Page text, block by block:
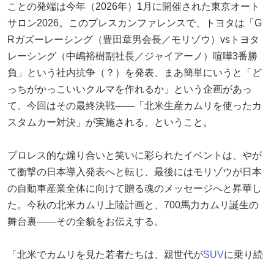
ことの発端は今年（2026年）1月に開催された東京オート
サロン2026。このプレスカンファレンスで、トヨタは「G
Rガズーレーシング（豊田章男会長／モリゾウ）vsトヨタ
レーシング（中嶋裕樹副社長／ジャイアーノ）喧嘩3番勝
負」という社内抗争（？）を発表、まあ簡単にいうと「ど
っちがかっこいいクルマを作れるか」という企画があっ
て、今回はその最終決戦——「北米生産カムリを使ったカ
スタムカー対決」が実施される、ということ。
プロレス的な煽り合いと笑いに彩られたイベントは、やが
て衝撃の日本導入発表へと転じ、最後にはモリゾウが日本
の自動車産業全体に向けて贈る魂のメッセージへと昇華し
た。今秋の北米カムリ上陸計画と、700馬力カムリ誕生の
舞台裏——その全貌をお伝えする。
「北米でカムリを見た若者たちは、親世代がSUVに乗り続